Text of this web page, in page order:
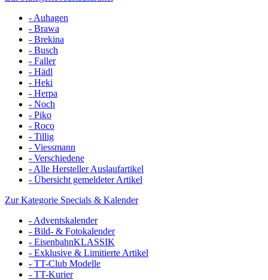
- Auhagen
- Brawa
- Brekina
- Busch
- Faller
- Hädl
- Heki
- Herpa
- Noch
- Piko
- Roco
- Tillig
- Viessmann
- Verschiedene
- Alle Hersteller Auslaufartikel
- Übersicht gemeldeter Artikel
Zur Kategorie Specials & Kalender
- Adventskalender
- Bild- & Fotokalender
- EisenbahnKLASSIK
- Exklusive & Limitierte Artikel
- TT-Club Modelle
- TT-Kurier